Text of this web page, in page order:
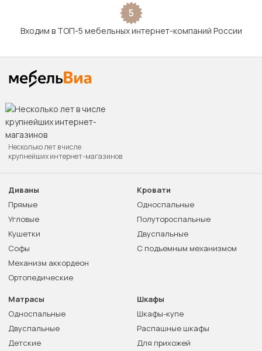
5
Входим в ТОП-5 мебельных интернет-компаний России
Несколько лет в числе
крупнейших интернет-магазинов
Диваны
Прямые
Угловые
Кушетки
Софы
Механизм аккордеон
Ортопедические
Кровати
Односпальные
Полутороспальные
Двуспальные
С подъемным механизмом
Матрасы
Односпальные
Двуспальные
Детские
Шкафы
Шкафы-купе
Распашные шкафы
Для прихожей